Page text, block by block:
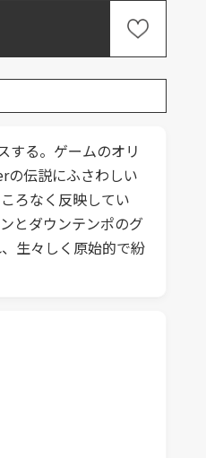
する。ゲームのオリ
伝説にふさわしい
ろなく反映してい
とダウンテンポのグ
生々しく原始的で紛